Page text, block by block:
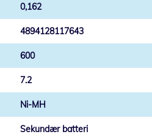
0,162
4894128117643
600
7.2
Ni-MH
Sekundær batteri